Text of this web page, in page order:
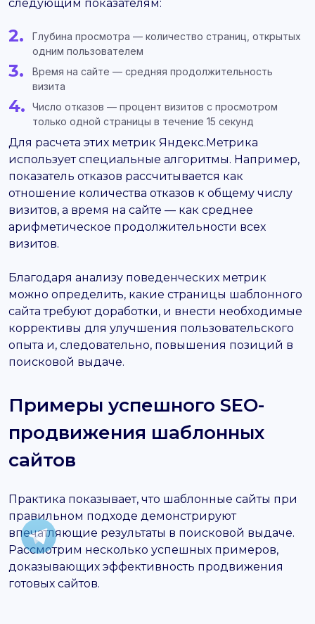
следующим показателям:
Глубина просмотра — количество страниц, открытых
одним пользователем
Время на сайте — средняя продолжительность
визита
Число отказов — процент визитов с просмотром
только одной страницы в течение 15 секунд
Для расчета этих метрик Яндекс.Метрика
использует специальные алгоритмы. Например,
показатель отказов рассчитывается как
отношение количества отказов к общему числу
визитов, а время на сайте — как среднее
арифметическое продолжительности всех
визитов.
Благодаря анализу поведенческих метрик
можно определить, какие страницы шаблонного
сайта требуют доработки, и внести необходимые
коррективы для улучшения пользовательского
опыта и, следовательно, повышения позиций в
поисковой выдаче.
Примеры успешного SEO-
продвижения шаблонных
сайтов
Практика показывает, что шаблонные сайты при
правильном подходе демонстрируют
впечатляющие результаты в поисковой выдаче.
Рассмотрим несколько успешных примеров,
доказывающих эффективность продвижения
готовых сайтов.